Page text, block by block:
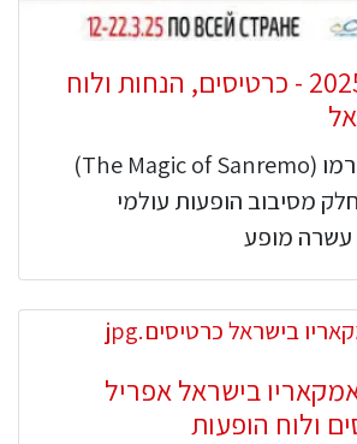
קסם סן רמו 2025 - כרטיסים, הנחות ולוח
המופע קסם סן רמו (The Magic of Sanremo)
מסיבוב הופעות עולמי
עשרה מופע
בישראל אפריל